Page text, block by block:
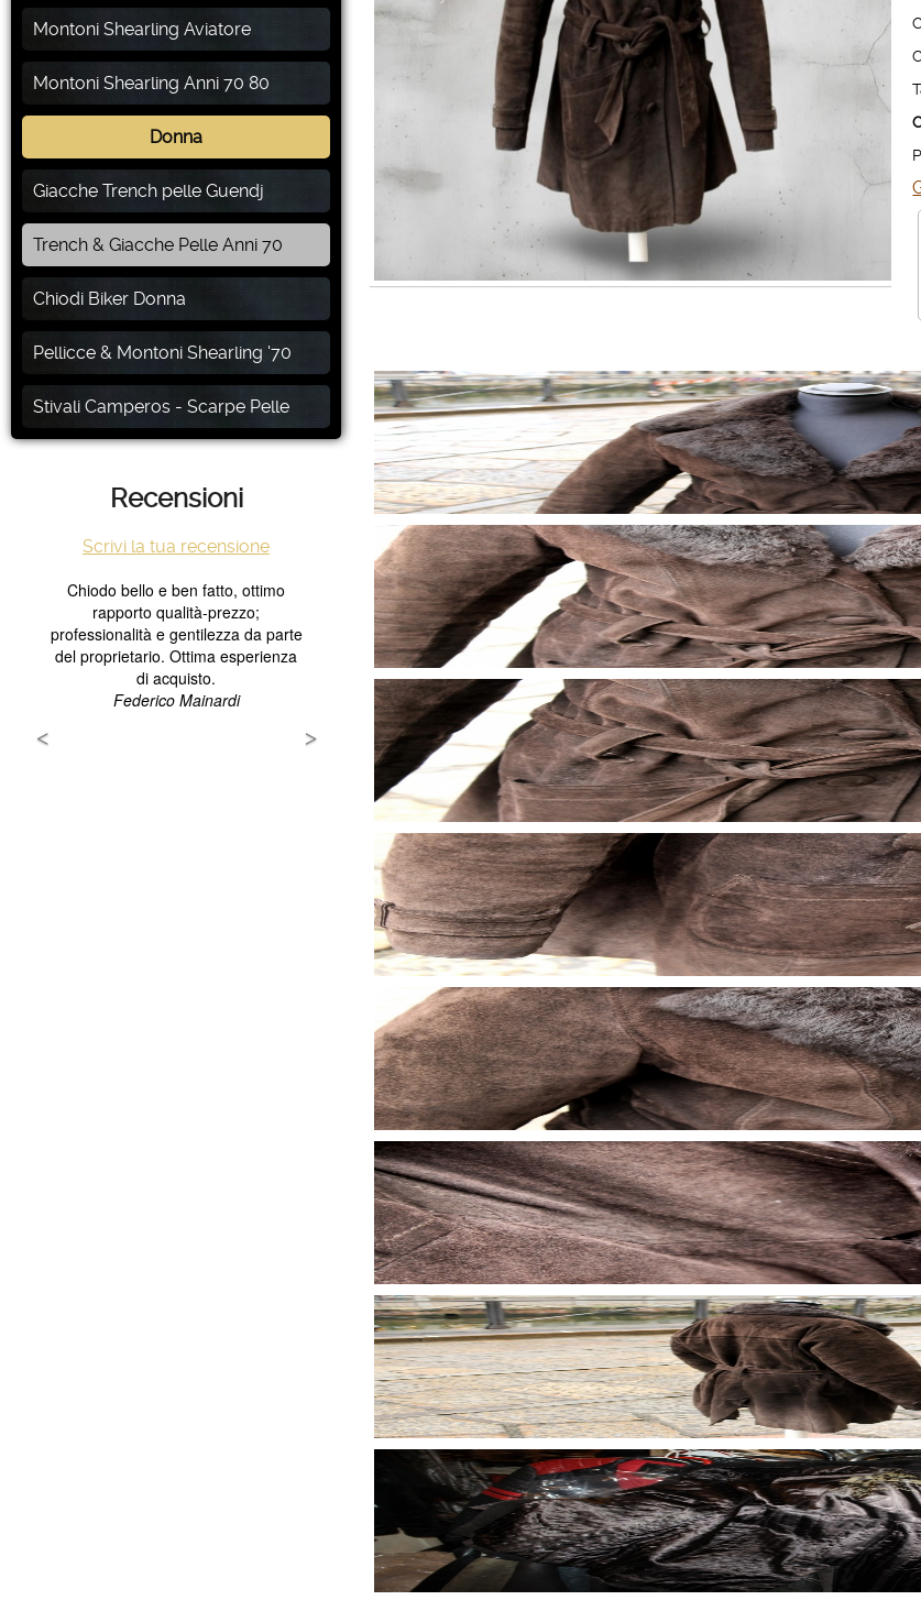
Montoni Shearling Aviatore
Montoni Shearling Anni 70 80
Donna
Giacche Trench pelle Guendj
Trench & Giacche Pelle Anni 70
Chiodi Biker Donna
Pellicce & Montoni Shearling '70
Stivali Camperos - Scarpe Pelle
Recensioni
Scrivi la tua recensione